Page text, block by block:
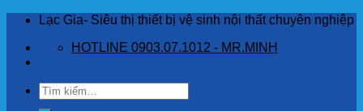
Skip
content
Lạc Gia- Siêu thị thiết bị vệ sinh nội thất chuyên nghiệp
HOTLINE 0903.07.1012 - MR.MINH
Tìm
kiếm: